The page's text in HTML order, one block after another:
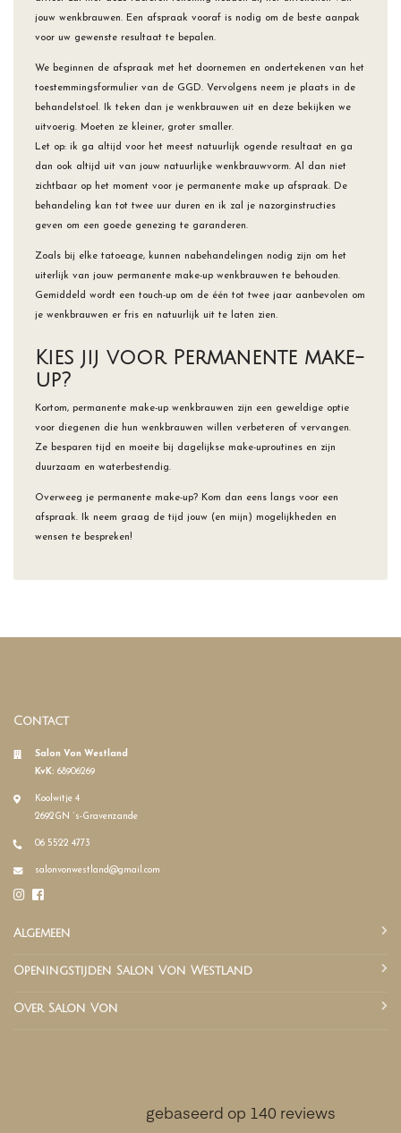
jouw wenkbrauwen. Een afspraak vooraf is nodig om de beste aanpak
voor uw gewenste resultaat te bepalen.
We beginnen de afspraak met het doornemen en ondertekenen van het
toestemmingsformulier van de GGD. Vervolgens neem je plaats in de
behandelstoel. Ik teken dan je wenkbrauwen uit en deze bekijken we
uitvoerig. Moeten ze kleiner, groter smaller.
Let op: ik ga altijd voor het meest natuurlijk ogende resultaat en ga
dan ook altijd uit van jouw natuurlijke wenkbrauwvorm. Al dan niet
zichtbaar op het moment voor je permanente make up afspraak. De
behandeling kan tot twee uur duren en ik zal je nazorginstructies
geven om een ​​goede genezing te garanderen.
Zoals bij elke tatoeage, kunnen nabehandelingen nodig zijn om het
uiterlijk van jouw permanente make-up wenkbrauwen te behouden.
Gemiddeld wordt een touch-up om de één tot twee jaar aanbevolen om
je wenkbrauwen er fris en natuurlijk uit te laten zien.
Kies jij voor Permanente make-
up?
Kortom, permanente make-up wenkbrauwen zijn een geweldige optie
voor diegenen die hun wenkbrauwen willen verbeteren of vervangen.
Ze besparen tijd en moeite bij dagelijkse make-uproutines en zijn
duurzaam en waterbestendig.
Overweeg je permanente make-up? Kom dan eens langs voor een
afspraak. Ik neem graag de tijd jouw (en mijn) mogelijkheden en
wensen te bespreken!
Contact
Salon Von Westland
KvK: 68906269
Koolwitje 4
2692GN ´s-Gravenzande
06 5522 4773
salonvonwestland@gmail.com
Algemeen
Openingstijden Salon Von Westland
Over Salon Von